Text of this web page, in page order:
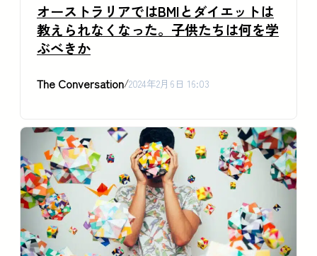
オーストラリアではBMIとダイエットは
教えられなくなった。子供たちは何を学
ぶべきか
The Conversation/2024年2月6日 16:03